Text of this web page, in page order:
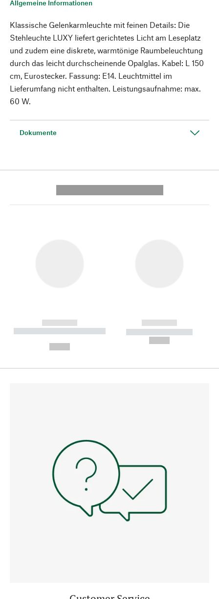
Allgemeine Informationen
Klassische Gelenkarmleuchte mit feinen Details: Die
Stehleuchte LUXY liefert gerichtetes Licht am Leseplatz
und zudem eine diskrete, warmtönige Raumbeleuchtung
durch das leicht durchscheinende Opalglas. Kabel: L 150
cm, Eurostecker. Fassung: E14. Leuchtmittel im
Lieferumfang nicht enthalten. Leistungsaufnahme: max.
60 W.
Dokumente
------------
----------- ----------- --------
------------
----------- -----------